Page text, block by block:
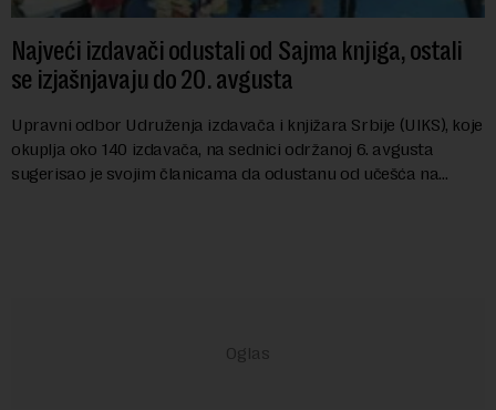
Najveći izdavači odustali od Sajma knjiga, ostali
se izjašnjavaju do 20. avgusta
Upravni odbor Udruženja izdavača i knjižara Srbije (UIKS), koje
okuplja oko 140 izdavača, na sednici održanoj 6. avgusta
sugerisao je svojim članicama da odustanu od učešća na